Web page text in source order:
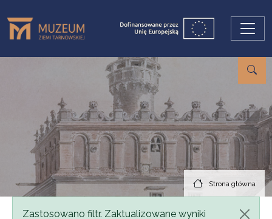
Strona główna
Komunikat
Zastosowano filtr. Zaktualizowane wyniki